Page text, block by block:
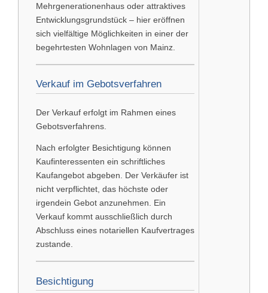
Mehrgenerationenhaus oder attraktives
Entwicklungsgrundstück – hier eröffnen
sich vielfältige Möglichkeiten in einer der
begehrtesten Wohnlagen von Mainz.
Verkauf im Gebotsverfahren
Der Verkauf erfolgt im Rahmen eines
Gebotsverfahrens.
Nach erfolgter Besichtigung können
Kaufinteressenten ein schriftliches
Kaufangebot abgeben. Der Verkäufer ist
nicht verpflichtet, das höchste oder
irgendein Gebot anzunehmen. Ein
Verkauf kommt ausschließlich durch
Abschluss eines notariellen Kaufvertrages
zustande.
Besichtigung